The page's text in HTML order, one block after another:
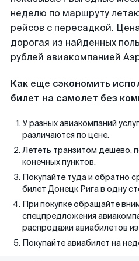
неделю по маршруту
рейсов с пересадкой.
дорогая из найденных
рублей авиакомпанией
Как еще сэкономить
билет на самолет без
У разных авиакомпаний
различаются по цене.
Лететь транзитом дешево,
конечных пунктов.
Покупайте туда и обратно
билет Донецк Рига в одну
При покупке обращайте
спецпредложения
распродажи авиабилетов из
Покупайте авиабилет на